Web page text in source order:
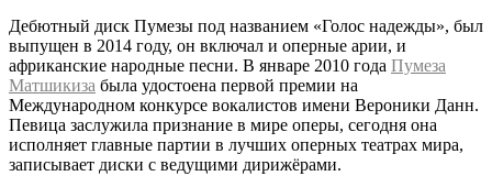
Дебютный диск Пумезы под названием «Голос надежды», был
выпущен в 2014 году, он включал и оперные арии, и
африканские народные песни. В январе 2010 года Пумеза
Матшикиза была удостоена первой премии на
Международном конкурсе вокалистов имени Вероники Данн.
Певица заслужила признание в мире оперы, сегодня она
исполняет главные партии в лучших оперных театрах мира,
записывает диски с ведущими дирижёрами.